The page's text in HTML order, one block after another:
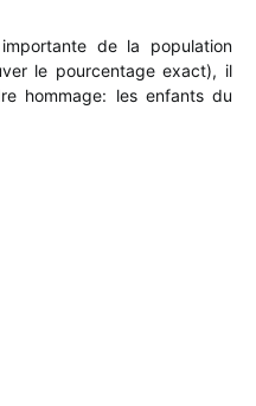
de la population
le pourcentage exact), il
hommage: les enfants du